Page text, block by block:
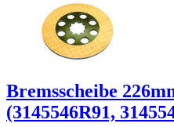
Bremsscheibe
(3145546R91,